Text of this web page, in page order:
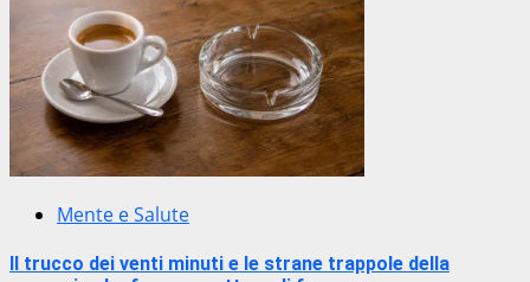
Mente e Salute
Il trucco dei venti minuti e le strane trappole della